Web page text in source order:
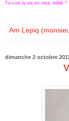
Tu vois la vie en rose, bébé ?
Am Lepiq
dimanche 2 octobre 2011